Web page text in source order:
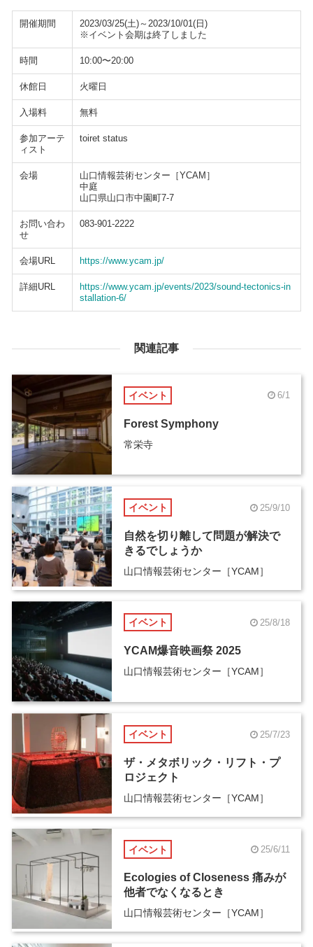
開催期間
2023/03/25(土)～2023/10/01(日)
※イベント会期は終了しました
時間 10:00〜20:00
休館日 火曜日
入場料 無料
参加アーテ
ィスト
toiret status
会場
山口情報芸術センター［YCAM］
中庭
山口県山口市中園町7-7
お問い合わ
せ
083-901-2222
会場URL https://www.ycam.jp/
詳細URL
https://www.ycam.jp/events/2023/sound-tectonics-in
stallation-6/
関連記事
イベント 6/1
Forest Symphony
常栄寺
イベント 25/9/10
自然を切り離して問題が解決で
きるでしょうか
山口情報芸術センター［YCAM］
イベント 25/8/18
YCAM爆音映画祭 2025
山口情報芸術センター［YCAM］
イベント 25/7/23
ザ・メタボリック・リフト・プ
ロジェクト
山口情報芸術センター［YCAM］
イベント 25/6/11
Ecologies of Closeness 痛みが
他者でなくなるとき
山口情報芸術センター［YCAM］